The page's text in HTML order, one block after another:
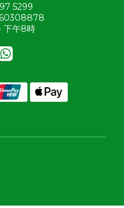
5299
下午8時